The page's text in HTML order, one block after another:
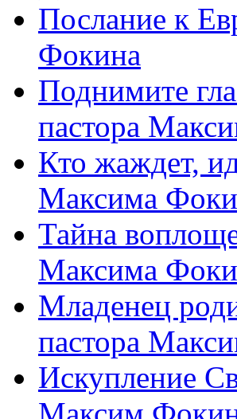
Послание к
Фокина
Поднимите
пастора
Кто жаждет,
Максима
Тайна
Максима
Младенец
пастора
Искупление